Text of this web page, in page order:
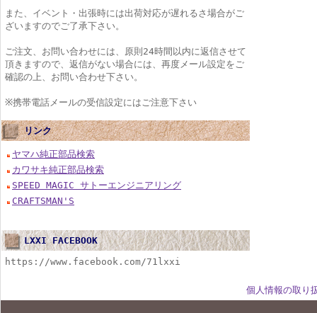
また、イベント・出張時には出荷対応が遅れるさ場合がご
ざいますのでご了承下さい。
ご注文、お問い合わせには、原則24時間以内に返信させて
頂きますので、返信がない場合には、再度メール設定をご
確認の上、お問い合わせ下さい。
※携帯電話メールの受信設定にはご注意下さい
リンク
ヤマハ純正部品検索
カワサキ純正部品検索
SPEED MAGIC サトーエンジニアリング
CRAFTSMAN'S
LXXI FACEBOOK
https://www.facebook.com/71lxxi
個人情報の取り